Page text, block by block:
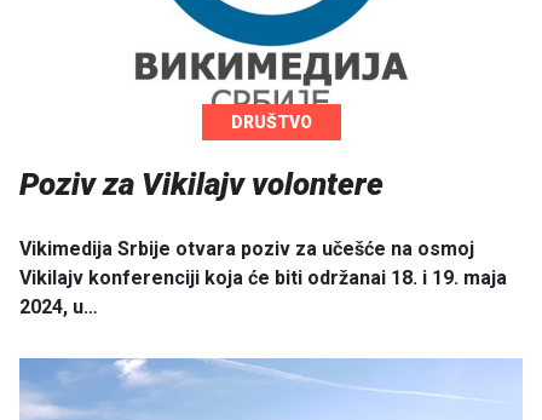
DRUŠTVO
Poziv za Vikilajv volontere
Vikimedija Srbije otvara poziv za učešće na osmoj
Vikilajv konferenciji koja će biti održanai 18. i 19. maja
2024, u…